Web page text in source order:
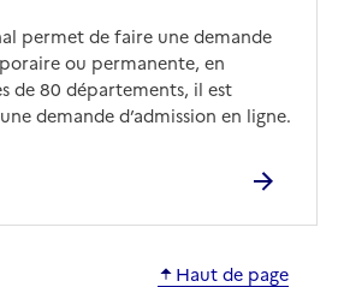
permet de faire une demande
ou permanente, en
de 80 départements, il est
demande d’admission en ligne.
Haut de page